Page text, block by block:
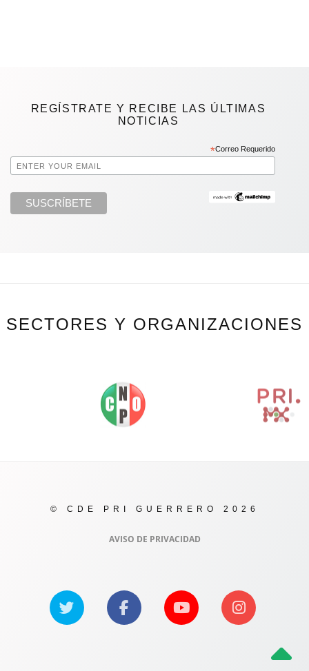
REGÍSTRATE Y RECIBE LAS ÚLTIMAS
NOTICIAS
*Correo Requerido
SECTORES Y ORGANIZACIONES
© CDE PRI GUERRERO 2026
AVISO DE PRIVACIDAD